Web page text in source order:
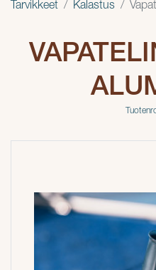
Tarvikkeet Kalastus